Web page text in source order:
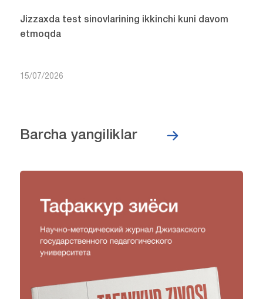
Jizzaxda test sinovlarining ikkinchi kuni davom
etmoqda
15/07/2026
Barcha yangiliklar